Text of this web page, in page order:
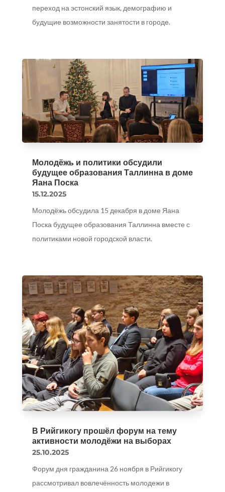
переход на эстонский язык, демографию и
будущие возможности занятости в городе.
Молодёжь и политики обсудили
будущее образования Таллинна в доме
Яана Поска
15.12.2025
Молодёжь обсудила 15 декабря в доме Яана
Поска будущее образования Таллинна вместе с
политиками новой городской власти.
В Рийгикогу прошёл форум на тему
активности молодёжи на выборах
25.10.2025
Форум дня гражданина 26 ноября в Рийгикогу
рассмотривал вовлечённость молодежи в